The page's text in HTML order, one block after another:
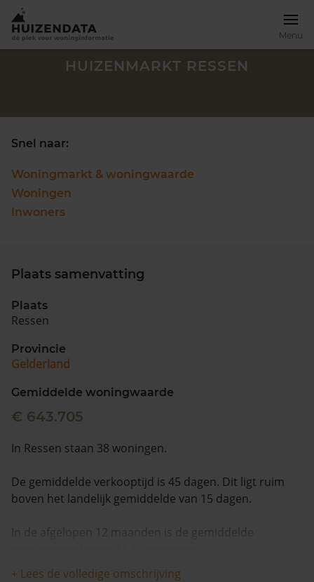
Menu
Zoek een woning
088 220 4200
Maandag t/m vrijdag - 08:00 -18:00
HUIZENMARKT RESSEN
Snel naar:
Woningmarkt & woningwaarde
Woningen
Inwoners
Plaats samenvatting
Plaats
Ressen
Provincie
Gelderland
Gemiddelde woningwaarde
€ 643.705
In Ressen staan 38 woningen.
De gemiddelde verkooptijd is 45 dagen. Dit ligt ruim
boven het landelijk gemiddelde van 15 dagen.
In de afgelopen 12 maanden is de gemiddelde
+ Lees de volledige omschrijving